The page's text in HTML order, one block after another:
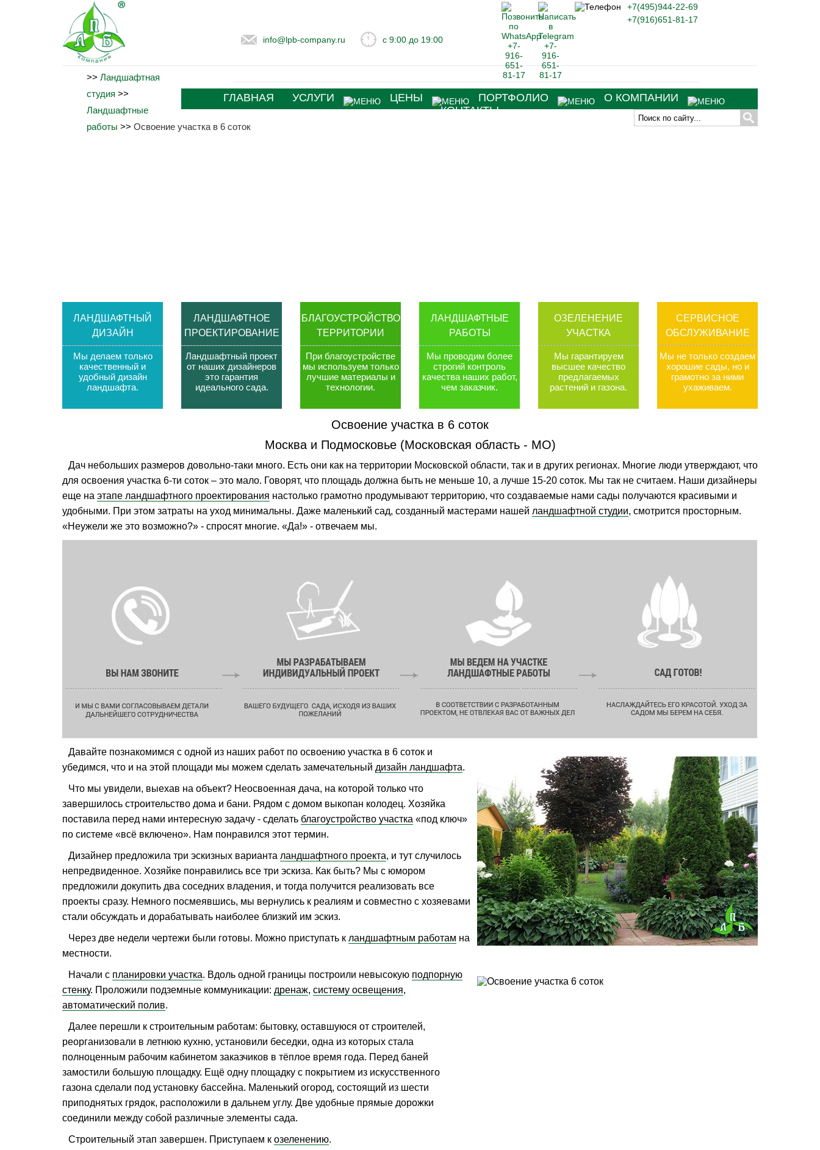
Освоение участка в 6 соток
Москва и Подмосковье (Московская область - МО)
Дач небольших размеров довольно-таки много. Есть они как на территории Московской области, так и в других регионах. Многие люди утверждают, что
для освоения участка 6-ти соток – это мало. Говорят, что площадь должна быть не меньше 10, а лучше 15-20 соток. Мы так не считаем. Наши дизайнеры
еще на этапе ландшафтного проектирования настолько грамотно продумывают территорию, что создаваемые нами сады получаются красивыми и
удобными. При этом затраты на уход минимальны. Даже маленький сад, созданный мастерами нашей ландшафтной студии, смотрится просторным.
«Неужели же это возможно?» - спросят многие. «Да!» - отвечаем мы.
Давайте познакомимся с одной из наших работ по освоению участка в 6 соток и
убедимся, что и на этой площади мы можем сделать замечательный дизайн ландшафта.
Что мы увидели, выехав на объект? Неосвоенная дача, на которой только что
завершилось строительство дома и бани. Рядом с домом выкопан колодец. Хозяйка
поставила перед нами интересную задачу - сделать благоустройство участка «под ключ»
по системе «всё включено». Нам понравился этот термин.
Дизайнер предложила три эскизных варианта ландшафтного проекта, и тут случилось
непредвиденное. Хозяйке понравились все три эскиза. Как быть? Мы с юмором
предложили докупить два соседних владения, и тогда получится реализовать все
проекты сразу. Немного посмеявшись, мы вернулись к реалиям и совместно с хозяевами
стали обсуждать и дорабатывать наиболее близкий им эскиз.
Через две недели чертежи были готовы. Можно приступать к ландшафтным работам на
местности.
Начали с планировки участка. Вдоль одной границы построили невысокую подпорную
стенку. Проложили подземные коммуникации: дренаж, систему освещения,
автоматический полив.
Далее перешли к строительным работам: бытовку, оставшуюся от строителей,
реорганизовали в летнюю кухню, установили беседки, одна из которых стала
полноценным рабочим кабинетом заказчиков в тёплое время года. Перед баней
замостили большую площадку. Ещё одну площадку с покрытием из искусственного
газона сделали под установку бассейна. Маленький огород, состоящий из шести
приподнятых грядок, расположили в дальнем углу. Две удобные прямые дорожки
соединили между собой различные элементы сада.
Строительный этап завершен. Приступаем к озеленению.
info@lpb-company.ru с 9:00 до 19:00
+7(495)944-22-69
+7(916)651-81-17
ГЛАВНАЯ УСЛУГИ ЦЕНЫ ПОРТФОЛИО
О КОМПАНИИ
КОНТАКТЫ
>> Ландшафтная
студия >>
Ландшафтные
работы >> Освоение участка в 6 соток
ЛАНДШАФТНЫЙ
ДИЗАЙН
Мы делаем только
качественный и
удобный дизайн
ландшафта.
ЛАНДШАФТНОЕ
ПРОЕКТИРОВАНИЕ
Ландшафтный проект
от наших дизайнеров
это гарантия
идеального сада.
БЛАГОУСТРОЙСТВО
ТЕРРИТОРИИ
При благоустройстве
мы используем только
лучшие материалы и
технологии.
ЛАНДШАФТНЫЕ
РАБОТЫ
Мы проводим более
строгий контроль
качества наших работ,
чем заказчик.
ОЗЕЛЕНЕНИЕ
УЧАСТКА
Мы гарантируем
высшее качество
предлагаемых
растений и газона.
СЕРВИСНОЕ
ОБСЛУЖИВАНИЕ
Мы не только создаем
хорошие сады, но и
грамотно за ними
ухаживаем.